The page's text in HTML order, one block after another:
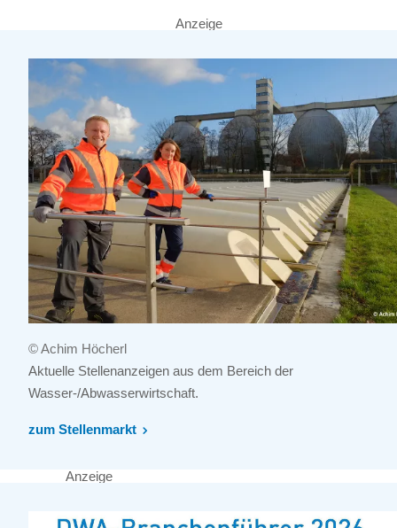
Anzeige
© Achim Höcherl
Aktuelle Stellenanzeigen aus dem Bereich der
Wasser-/Abwasserwirtschaft.
zum Stellenmarkt
Anzeige